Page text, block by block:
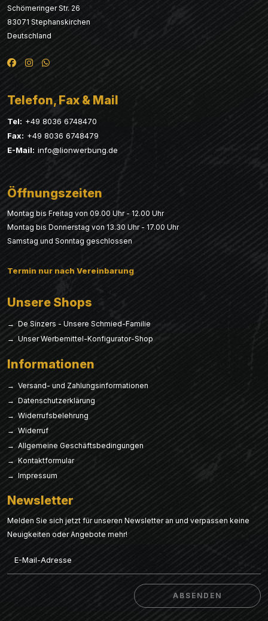
Schömeringer Str. 26
83071 Stephanskirchen
Deutschland
Telefon, Fax & Mail
Tel: +49 8036 6748470
Fax: +49 8036 6748479
E-Mail: info@lionwerbung.de
Öffnungszeiten
Montag bis Freitag von 09.00 Uhr - 12.00 Uhr
Montag bis Donnerstag von 13.30 Uhr - 17.00 Uhr
Samstag und Sonntag geschlossen
Termin nur nach Vereinbarung
Unsere Shops
→ De Sinzers - Unsere Schmied-Familie
→ Unser Werbemittel-Konfigurator-Shop
Informationen
→ Versand- und Zahlungsinformationen
→ Datenschutzerklärung
→ Widerrufsbelehrung
→ Widerruf
→ Allgemeine Geschäftsbedingungen
→ Kontaktformular
→ Impressum
Newsletter
Melden Sie sich jetzt für unseren Newsletter an und verpassen keine
Neuigkeiten oder Angebote mehr!
ABSENDEN
ABSENDEN